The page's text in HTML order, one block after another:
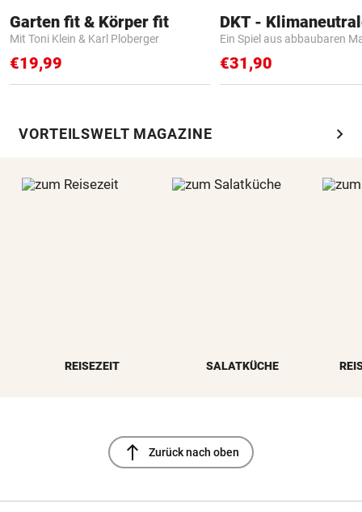
Garten fit & Körper fit
Mit Toni Klein & Karl Ploberger
€19,99
Ein Spiel aus abbaubaren
€31,90
VORTEILSWELT MAGAZINE chevron_right
REISEZEIT SALATKÜCHE
north Zurück nach oben